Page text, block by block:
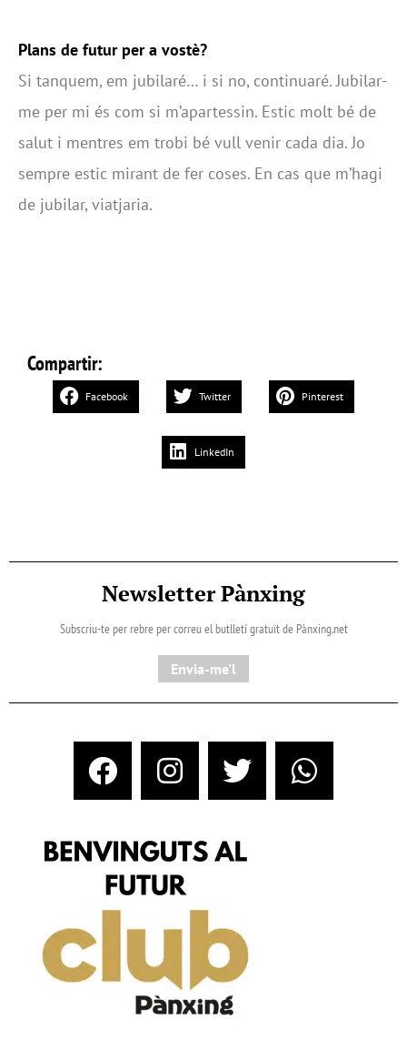
Plans de futur per a vostè?
Si tanquem, em jubilaré… i si no, continuaré. Jubilar-
me per mi és com si m’apartessin. Estic molt bé de
salut i mentres em trobi bé vull venir cada dia. Jo
sempre estic mirant de fer coses. En cas que m’hagi
de jubilar, viatjaria.
Compartir:
Facebook Twitter Pinterest
LinkedIn
Newsletter Pànxing
Subscriu-te per rebre per correu el butlletí gratuït de Pànxing.net​
Envia-me'l